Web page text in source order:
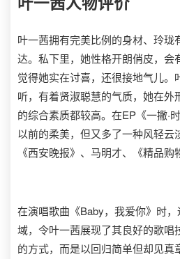
叶一茜拥有完美比例的身材、玲珑
达。私下里，她性格开朗俏皮，会
觉得她实在讨喜，还很接地气儿。
听，有着贤淑聪慧的气质，她在外
的综合素质都较高。在EP《一撇·
以前的柔美，但又多了一种风轻云
《西安晚报》、马明才、《精品购
在演唱歌曲《Baby，我爱你》时
域，令叶一茜展现了其良好的歌唱
的方式，而是以回归简单但却见真